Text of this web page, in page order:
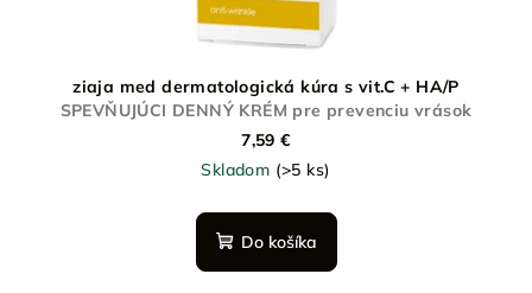
ziaja med dermatologická kúra s vit.C + HA/P
SPEVŇUJÚCI DENNÝ KRÉM pre prevenciu vrások
7,59 €
Skladom (>5 ks)
Do košíka